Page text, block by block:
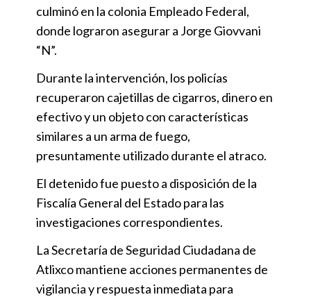
culminó en la colonia Empleado Federal,
donde lograron asegurar a Jorge Giovvani
“N”.
Durante la intervención, los policías
recuperaron cajetillas de cigarros, dinero en
efectivo y un objeto con características
similares a un arma de fuego,
presuntamente utilizado durante el atraco.
El detenido fue puesto a disposición de la
Fiscalía General del Estado para las
investigaciones correspondientes.
La Secretaría de Seguridad Ciudadana de
Atlixco mantiene acciones permanentes de
vigilancia y respuesta inmediata para